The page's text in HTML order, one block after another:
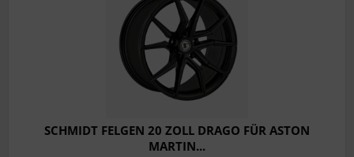
SCHMIDT FELGEN 20 ZOLL DRAGO FÜR ASTON
MARTIN...